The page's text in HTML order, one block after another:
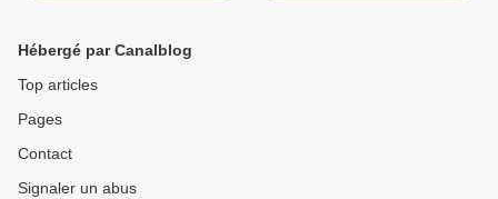
Hébergé par Canalblog
Top articles
Pages
Contact
Signaler un abus